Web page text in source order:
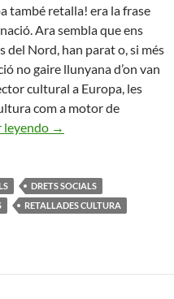
també retalla! era la frase
Ara sembla que ens
del Nord, han parat o, si més
no gaire llunyana d’on van
cultural a Europa, les
com a motor de
leyendo Aguanta Europa !
→
DRETS SOCIALS
RETALLADES CULTURA